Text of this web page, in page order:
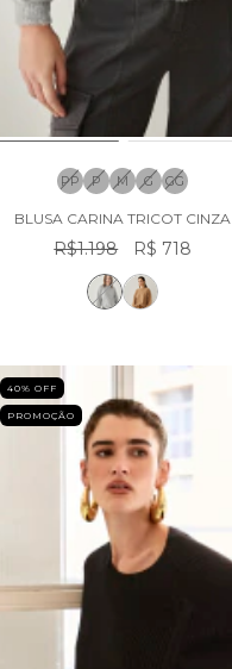
PP P M G GG
BLUSA CARINA TRICOT CINZA
R$1.198 R$ 718
40% OFF
PROMOÇÃO